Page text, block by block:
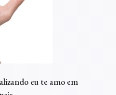
eu te amo em